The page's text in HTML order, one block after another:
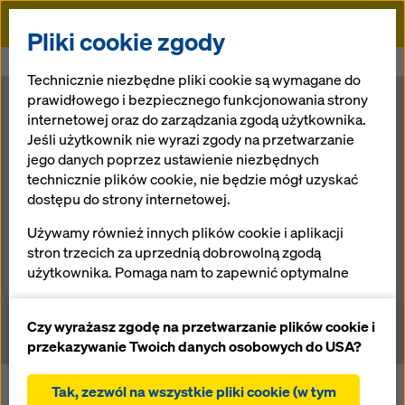
Doka
NOSPR- nowoczesna strona ‘klasyki’
NOSPR-
nowoczesna
strona ‘klasyki’
18.09.2012 | Aktualności
Jedną z największych inwestycji budowlanych
Pliki cookie zgody
Technicznie niezbędne pliki cookie są wymagane do
prawidłowego i bezpiecznego funkcjonowania strony
internetowej oraz do zarządzania zgodą użytkownika.
Jeśli użytkownik nie wyrazi zgody na przetwarzanie
jego danych poprzez ustawienie niezbędnych
technicznie plików cookie, nie będzie mógł uzyskać
dostępu do strony internetowej.
Używamy również innych plików cookie i aplikacji
stron trzecich za uprzednią dobrowolną zgodą
użytkownika. Pomaga nam to zapewnić optymalne
ciągłe ulepszanie funkcjonalności naszej strony
internetowej (funkcjonalne i statystyczne pliki
ułatwienie sprawnego procesu zakupu podczas
Czy wyrażasz zgodę na przetwarzanie plików cookie i
przekazywanie Twoich danych osobowych do USA?
Tak, zezwól na wszystkie pliki cookie (w tym